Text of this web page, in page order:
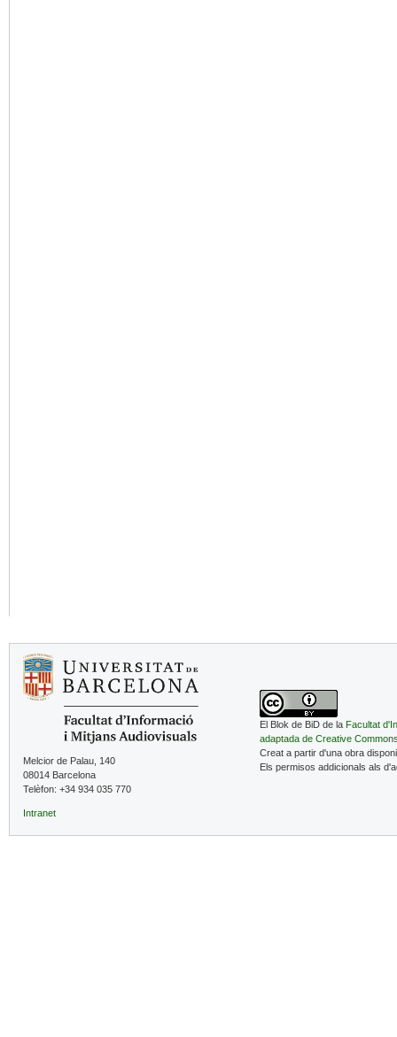
Melcior de Palau, 140
08014 Barcelona
Telèfon: +34 934 035 770
Intranet
El Blok de BiD de la Facultat
adaptada de Creative
Creat a partir d'una obra
Els permisos addicionals als